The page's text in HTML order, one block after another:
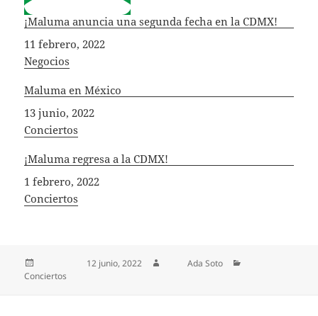
¡Maluma anuncia una segunda fecha en la CDMX!
Fecha
11 febrero, 2022
In relation to
Negocios
Maluma en México
Fecha
13 junio, 2022
In relation to
Conciertos
¡Maluma regresa a la CDMX!
Fecha
1 febrero, 2022
In relation to
Conciertos
12 junio, 2022 AutorAda Soto
Conciertos